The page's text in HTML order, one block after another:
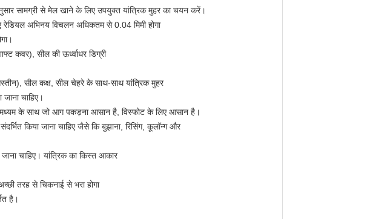
सामग्री से मेल खाने के लिए उपयुक्त यांत्रिक मुहर का चयन करें।
अभिनय विचलन अधिकतम से 0.04 मिमी होगा
कवर), सील की ऊर्ध्वाधर डिग्री
सील कक्ष, सील चेहरे के साथ-साथ यांत्रिक मुहर
चाहिए।
मध्यम के साथ जो आग पकड़ना आसान है, विस्फोट के लिए आसान है।
किया जाना चाहिए जैसे कि बुझाना, रिंसिंग, कूलॉन्ग और
चाहिए। यांत्रिक का किस्त आकार
तरह से चिकनाई से भरा होगा
है।